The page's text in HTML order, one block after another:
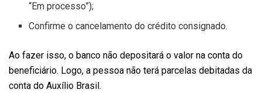
“Em processo”);
Confirme o cancelamento do crédito consignado.
Ao fazer isso, o banco não depositará o valor na conta do
beneficiário. Logo, a pessoa não terá parcelas debitadas da
conta do Auxílio Brasil.